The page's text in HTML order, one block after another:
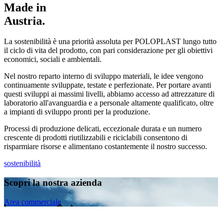
Made in
Austria.
La sostenibilità è una priorità assoluta per POLOPLAST lungo tutto
il ciclo di vita del prodotto, con pari considerazione per gli obiettivi
economici, sociali e ambientali.
Nel nostro reparto interno di sviluppo materiali, le idee vengono
continuamente sviluppate, testate e perfezionate. Per portare avanti
questi sviluppi ai massimi livelli, abbiamo accesso ad attrezzature di
laboratorio all'avanguardia e a personale altamente qualificato, oltre
a impianti di sviluppo pronti per la produzione.
Processi di produzione delicati, eccezionale durata e un numero
crescente di prodotti riutilizzabili e riciclabili consentono di
risparmiare risorse e alimentano costantemente il nostro successo.
sostenibilità
Scopri la nostra azienda
Area commerciale